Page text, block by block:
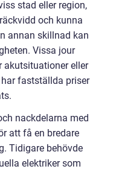
stad eller region,
och kunna
annan skillnad kan
Vissa jour
akutsituationer eller
fastställda priser
nackdelarna med
att få en bredare
Tidigare behövde
elektriker som